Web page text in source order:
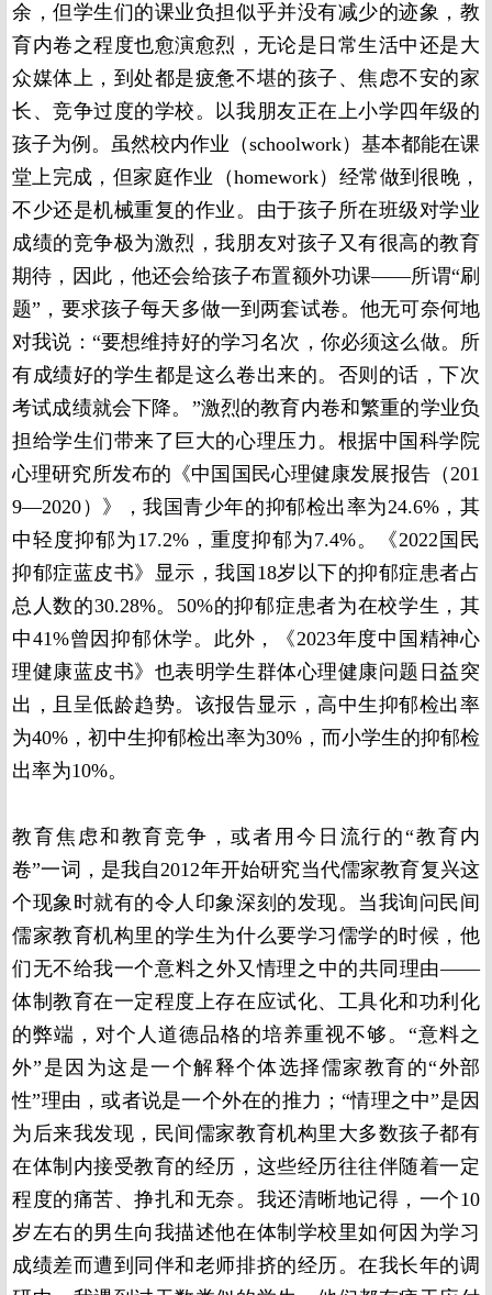
余，但学生们的课业负担似乎并没有减少的迹象，教
育内卷之程度也愈演愈烈，无论是日常生活中还是大
众媒体上，到处都是疲惫不堪的孩子、焦虑不安的家
长、竞争过度的学校。以我朋友正在上小学四年级的
孩子为例。虽然校内作业（schoolwork）基本都能在课
堂上完成，但家庭作业（homework）经常做到很晚，
不少还是机械重复的作业。由于孩子所在班级对学业
成绩的竞争极为激烈，我朋友对孩子又有很高的教育
期待，因此，他还会给孩子布置额外功课——所谓“刷
题”，要求孩子每天多做一到两套试卷。他无可奈何地
对我说：“要想维持好的学习名次，你必须这么做。所
有成绩好的学生都是这么卷出来的。否则的话，下次
考试成绩就会下降。”激烈的教育内卷和繁重的学业负
担给学生们带来了巨大的心理压力。根据中国科学院
心理研究所发布的《中国国民心理健康发展报告（201
9—2020）》，我国青少年的抑郁检出率为24.6%，其
中轻度抑郁为17.2%，重度抑郁为7.4%。《2022国民
抑郁症蓝皮书》显示，我国18岁以下的抑郁症患者占
总人数的30.28%。50%的抑郁症患者为在校学生，其
中41%曾因抑郁休学。此外，《2023年度中国精神心
理健康蓝皮书》也表明学生群体心理健康问题日益突
出，且呈低龄趋势。该报告显示，高中生抑郁检出率
为40%，初中生抑郁检出率为30%，而小学生的抑郁检
出率为10%。
教育焦虑和教育竞争，或者用今日流行的“教育内
卷”一词，是我自2012年开始研究当代儒家教育复兴这
个现象时就有的令人印象深刻的发现。当我询问民间
儒家教育机构里的学生为什么要学习儒学的时候，他
们无不给我一个意料之外又情理之中的共同理由——
体制教育在一定程度上存在应试化、工具化和功利化
的弊端，对个人道德品格的培养重视不够。“意料之
外”是因为这是一个解释个体选择儒家教育的“外部
性”理由，或者说是一个外在的推力；“情理之中”是因
为后来我发现，民间儒家教育机构里大多数孩子都有
在体制内接受教育的经历，这些经历往往伴随着一定
程度的痛苦、挣扎和无奈。我还清晰地记得，一个10
岁左右的男生向我描述他在体制学校里如何因为学习
成绩差而遭到同伴和老师排挤的经历。在我长年的调